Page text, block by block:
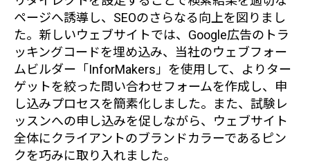
ページへ誘導し、SEOのさらなる向上を図りまし
た。新しいウェブサイトでは、Google広告のトラ
ッキングコードを埋め込み、当社のウェブフォー
ムビルダー「InforMakers」を使用して、よりター
ゲットを絞った問い合わせフォームを作成し、申
し込みプロセスを簡素化しました。また、試験レ
ッスンへの申し込みを促しながら、ウェブサイト
全体にクライアントのブランドカラーであるピン
クを巧みに取り入れました。